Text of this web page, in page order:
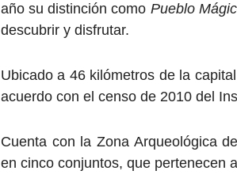
año su distinción como Pueblo
descubrir y disfrutar.
Ubicado a 46 kilómetros de la
acuerdo con el censo de 2010 del
Cuenta con la Zona Arqueológica
en cinco conjuntos, que pertenecen